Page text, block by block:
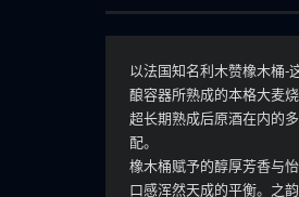
以法国知名利木赞橡木桶-
酿容器所熟成的本格大麦
超长期熟成后原酒在内的
配。
橡木桶赋予的醇厚芳香与
口感浑然天成的平衡。之